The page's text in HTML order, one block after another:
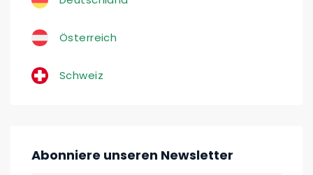
Österreich
Schweiz
Abonniere unseren Newsletter